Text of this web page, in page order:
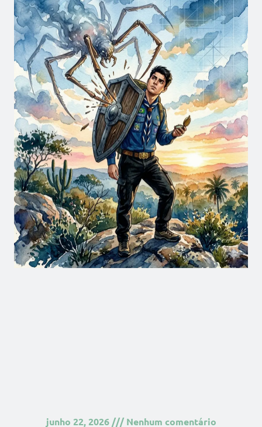
junho 22, 2026 Nenhum comentário